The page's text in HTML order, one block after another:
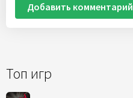
Топ игр
Добавить комментарий